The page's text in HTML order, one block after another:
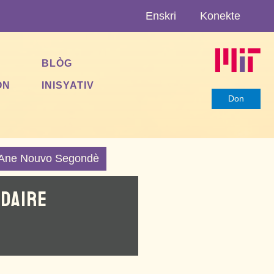
Enskri Konekte
Don
BLÒG
INISYATIV
Nouvo Segondè